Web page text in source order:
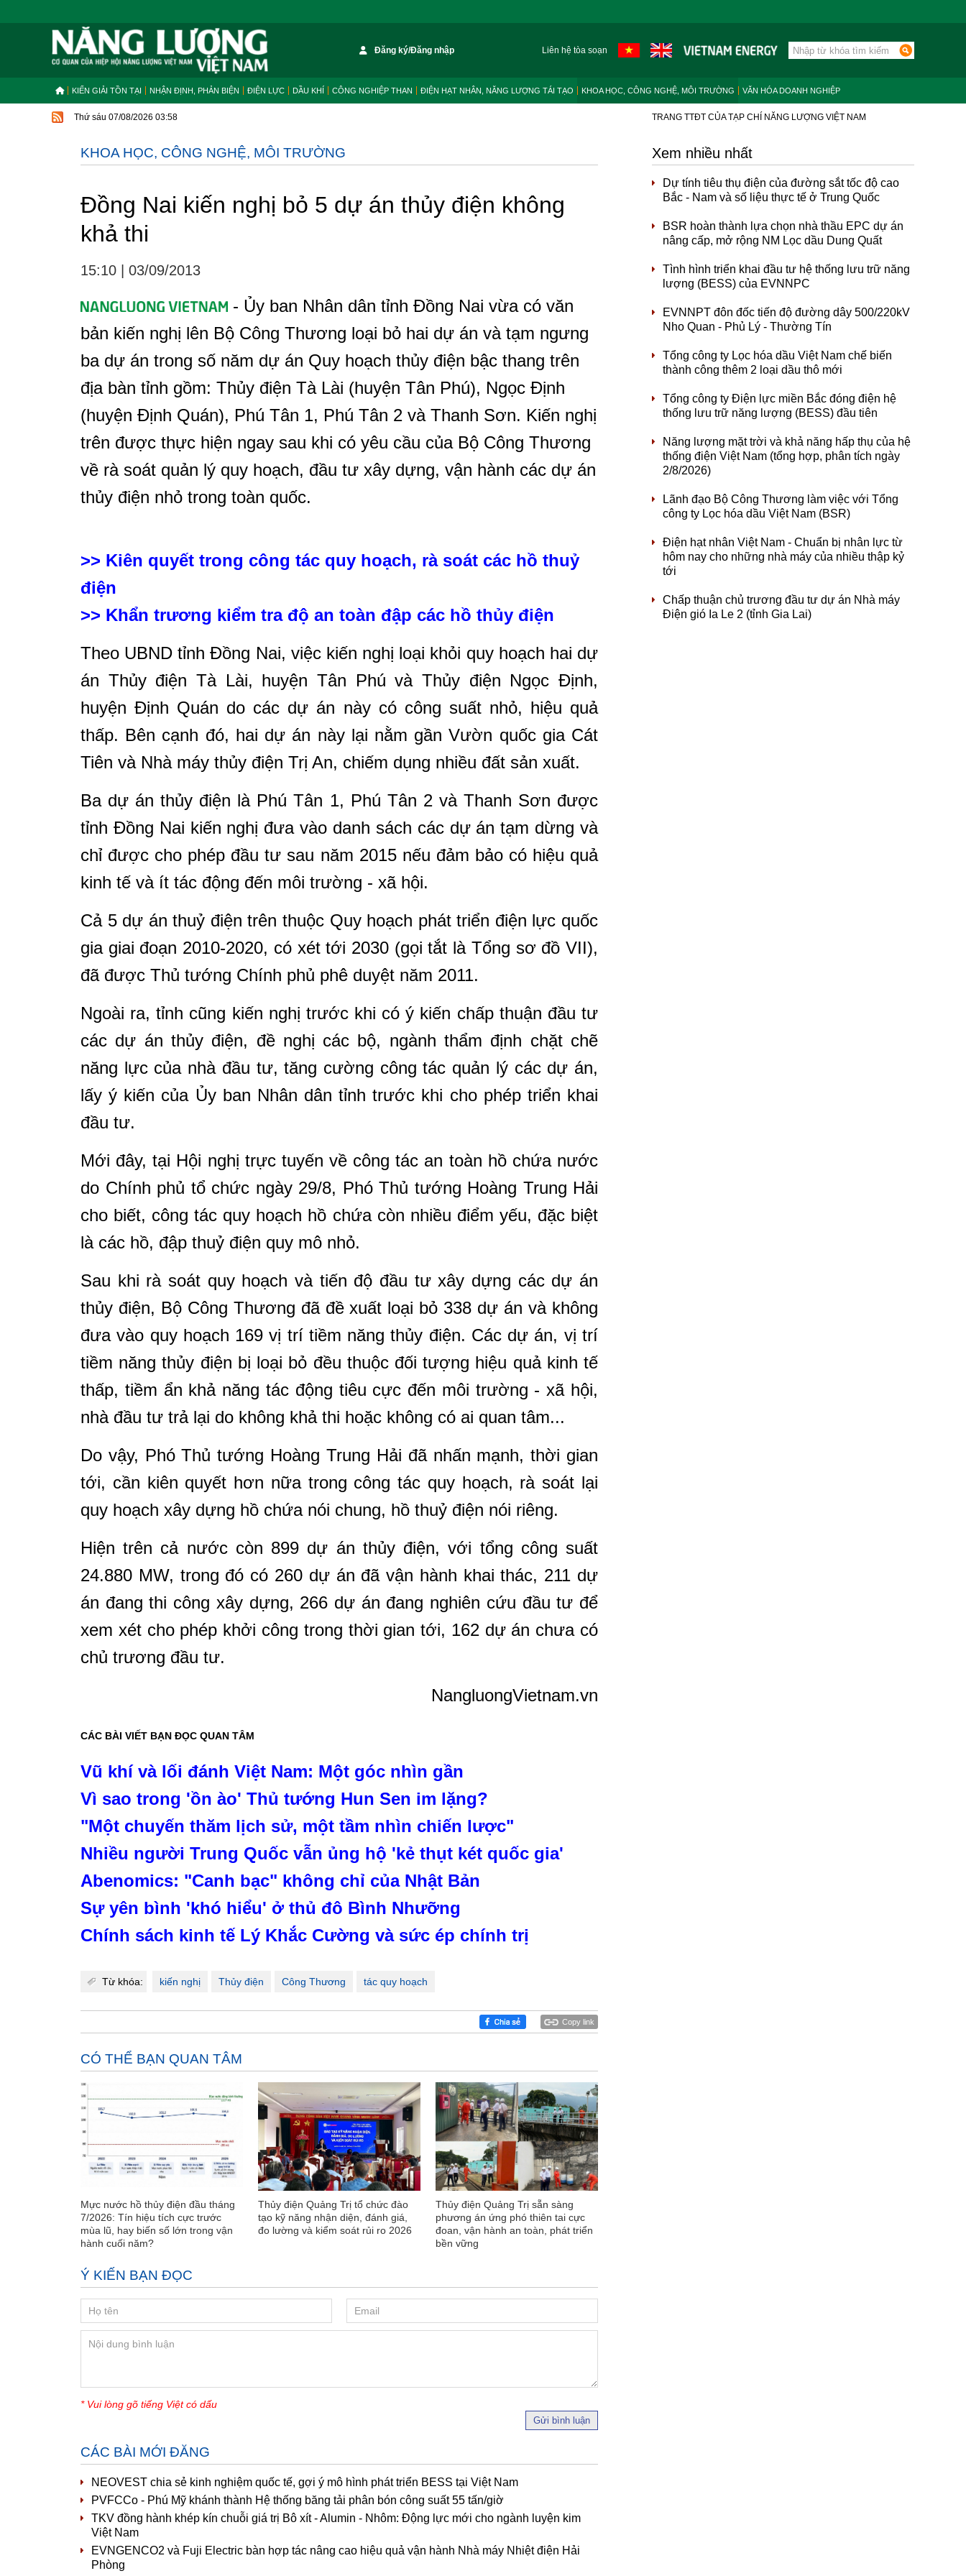
Đăng ký/Đăng nhập Liên hệ tòa soạn
KIẾN GIẢI TỒN TẠI NHẬN ĐỊNH, PHẢN BIỆN ĐIỆN LỰC DẦU KHÍ CÔNG NGHIỆP THAN ĐIỆN HẠT NHÂN, NĂNG LƯỢNG TÁI TẠO KHOA HỌC, CÔNG NGHỆ, MÔI TRƯỜNG VĂN HÓA DOANH NGHIỆP
Thứ sáu 07/08/2026 03:58 TRANG TTĐT CỦA TẠP CHÍ NĂNG LƯỢNG VIỆT NAM
KHOA HỌC, CÔNG NGHỆ, MÔI TRƯỜNG
Đồng Nai kiến nghị bỏ 5 dự án thủy điện không
khả thi
15:10 03/09/2013
- Ủy ban Nhân dân tỉnh Đồng Nai vừa có văn
bản kiến nghị lên Bộ Công Thương loại bỏ hai dự án và tạm ngưng
ba dự án trong số năm dự án Quy hoạch thủy điện bậc thang trên
địa bàn tỉnh gồm: Thủy điện Tà Lài (huyện Tân Phú), Ngọc Định
(huyện Định Quán), Phú Tân 1, Phú Tân 2 và Thanh Sơn. Kiến nghị
trên được thực hiện ngay sau khi có yêu cầu của Bộ Công Thương
về rà soát quản lý quy hoạch, đầu tư xây dựng, vận hành các dự án
thủy điện nhỏ trong toàn quốc.
>> Kiên quyết trong công tác quy hoạch, rà soát các hồ thuỷ
điện
>> Khẩn trương kiểm tra độ an toàn đập các hồ thủy điện
Theo UBND tỉnh Đồng Nai, việc kiến nghị loại khỏi quy hoạch hai dự
án Thủy điện Tà Lài, huyện Tân Phú và Thủy điện Ngọc Định,
huyện Định Quán do các dự án này có công suất nhỏ, hiệu quả
thấp. Bên cạnh đó, hai dự án này lại nằm gần Vườn quốc gia Cát
Tiên và Nhà máy thủy điện Trị An, chiếm dụng nhiều đất sản xuất.
Ba dự án thủy điện là Phú Tân 1, Phú Tân 2 và Thanh Sơn được
tỉnh Đồng Nai kiến nghị đưa vào danh sách các dự án tạm dừng và
chỉ được cho phép đầu tư sau năm 2015 nếu đảm bảo có hiệu quả
kinh tế và ít tác động đến môi trường - xã hội.
Cả 5 dự án thuỷ điện trên thuộc Quy hoạch phát triển điện lực quốc
gia giai đoạn 2010-2020, có xét tới 2030 (gọi tắt là Tổng sơ đồ VII),
đã được Thủ tướng Chính phủ phê duyệt năm 2011.
Ngoài ra, tỉnh cũng kiến nghị trước khi có ý kiến chấp thuận đầu tư
các dự án thủy điện, đề nghị các bộ, ngành thẩm định chặt chẽ
năng lực của nhà đầu tư, tăng cường công tác quản lý các dự án,
lấy ý kiến của Ủy ban Nhân dân tỉnh trước khi cho phép triển khai
đầu tư.
Mới đây, tại Hội nghị trực tuyến về công tác an toàn hồ chứa nước
do Chính phủ tổ chức ngày 29/8, Phó Thủ tướng Hoàng Trung Hải
cho biết, công tác quy hoạch hồ chứa còn nhiều điểm yếu, đặc biệt
là các hồ, đập thuỷ điện quy mô nhỏ.
Sau khi rà soát quy hoạch và tiến độ đầu tư xây dựng các dự án
thủy điện, Bộ Công Thương đã đề xuất loại bỏ 338 dự án và không
đưa vào quy hoạch 169 vị trí tiềm năng thủy điện. Các dự án, vị trí
tiềm năng thủy điện bị loại bỏ đều thuộc đối tượng hiệu quả kinh tế
thấp, tiềm ẩn khả năng tác động tiêu cực đến môi trường - xã hội,
nhà đầu tư trả lại do không khả thi hoặc không có ai quan tâm...
Do vậy, Phó Thủ tướng Hoàng Trung Hải đã nhấn mạnh, thời gian
tới, cần kiên quyết hơn nữa trong công tác quy hoạch, rà soát lại
quy hoạch xây dựng hồ chứa nói chung, hồ thuỷ điện nói riêng.
Hiện trên cả nước còn 899 dự án thủy điện, với tổng công suất
24.880 MW, trong đó có 260 dự án đã vận hành khai thác, 211 dự
án đang thi công xây dựng, 266 dự án đang nghiên cứu đầu tư để
xem xét cho phép khởi công trong thời gian tới, 162 dự án chưa có
chủ trương đầu tư.
NangluongVietnam.vn
CÁC BÀI VIẾT BẠN ĐỌC QUAN TÂM
Vũ khí và lối đánh Việt Nam: Một góc nhìn gần
Vì sao trong 'ồn ào' Thủ tướng Hun Sen im lặng?
"Một chuyến thăm lịch sử, một tầm nhìn chiến lược"
Nhiều người Trung Quốc vẫn ủng hộ 'kẻ thụt két quốc gia'
Abenomics: "Canh bạc" không chỉ của Nhật Bản
Sự yên bình 'khó hiểu' ở thủ đô Bình Nhưỡng
Chính sách kinh tế Lý Khắc Cường và sức ép chính trị
Từ khóa: kiến nghị Thủy điện Công Thương tác quy hoạch
Copy link
CÓ THỂ BẠN QUAN TÂM
Mực nước hồ thủy điện đầu tháng
7/2026: Tín hiệu tích cực trước
mùa lũ, hay biến số lớn trong vận
hành cuối năm?
Thủy điện Quảng Trị tổ chức đào
tạo kỹ năng nhận diện, đánh giá,
đo lường và kiểm soát rủi ro 2026
Thủy điện Quảng Trị sẵn sàng
phương án ứng phó thiên tai cực
đoan, vận hành an toàn, phát triển
bền vững
Ý KIẾN BẠN ĐỌC
* Vui lòng gõ tiếng Việt có dấu
Gửi bình luận
CÁC BÀI MỚI ĐĂNG
NEOVEST chia sẻ kinh nghiệm quốc tế, gợi ý mô hình phát triển BESS tại Việt Nam
PVFCCo - Phú Mỹ khánh thành Hệ thống băng tải phân bón công suất 55 tấn/giờ
TKV đồng hành khép kín chuỗi giá trị Bô xít - Alumin - Nhôm: Động lực mới cho ngành luyện kim
Việt Nam
EVNGENCO2 và Fuji Electric bàn hợp tác nâng cao hiệu quả vận hành Nhà máy Nhiệt điện Hải
Phòng
Xem nhiều nhất
Dự tính tiêu thụ điện của đường sắt tốc độ cao
Bắc - Nam và số liệu thực tế ở Trung Quốc
BSR hoàn thành lựa chọn nhà thầu EPC dự án
nâng cấp, mở rộng NM Lọc dầu Dung Quất
Tình hình triển khai đầu tư hệ thống lưu trữ năng
lượng (BESS) của EVNNPC
EVNNPT đôn đốc tiến độ đường dây 500/220kV
Nho Quan - Phủ Lý - Thường Tín
Tổng công ty Lọc hóa dầu Việt Nam chế biến
thành công thêm 2 loại dầu thô mới
Tổng công ty Điện lực miền Bắc đóng điện hệ
thống lưu trữ năng lượng (BESS) đầu tiên
Năng lượng mặt trời và khả năng hấp thụ của hệ
thống điện Việt Nam (tổng hợp, phân tích ngày
2/8/2026)
Lãnh đạo Bộ Công Thương làm việc với Tổng
công ty Lọc hóa dầu Việt Nam (BSR)
Điện hạt nhân Việt Nam - Chuẩn bị nhân lực từ
hôm nay cho những nhà máy của nhiều thập kỷ
tới
Chấp thuận chủ trương đầu tư dự án Nhà máy
Điện gió Ia Le 2 (tỉnh Gia Lai)